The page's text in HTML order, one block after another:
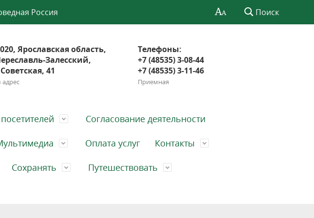
Россия Поиск
Ярославская область,
Залесский,
41
Телефоны:
+7 (48535) 3-08-44
+7 (48535) 3-11-46
Приемная
Согласование деятельности
Оплата услуг Контакты
Сохранять Путешествовать